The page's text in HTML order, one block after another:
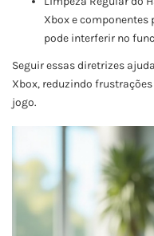
Xbox e componentes
pode interferir no
Seguir essas diretrizes
Xbox, reduzindo
jogo.